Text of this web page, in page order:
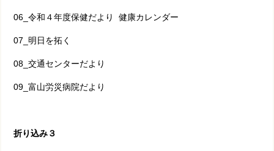
06_令和４年度保健だより 健康カレンダー
07_明日を拓く
08_交通センターだより
09_富山労災病院だより
折り込み３